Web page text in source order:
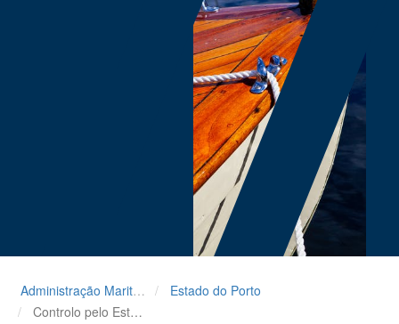
Administração Maritima
Estado do Porto
Controlo pelo Estado do Porto (PSC)